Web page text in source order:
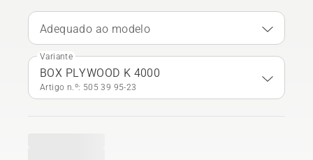
Adequado ao modelo
Variante
BOX PLYWOOD K 4000
Artigo n.º: 505 39 95‑23